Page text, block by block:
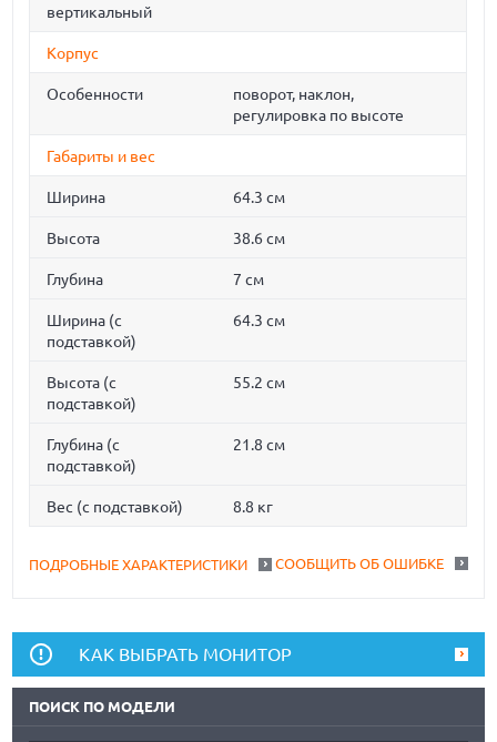
вертикальный
Корпус
Особенности
поворот, наклон,
регулировка по высоте
Габариты и вес
Ширина 64.3 см
Высота 38.6 см
Глубина 7 см
Ширина (с
подставкой)
64.3 см
Высота (с
подставкой)
55.2 см
Глубина (с
подставкой)
21.8 см
Вес (с подставкой) 8.8 кг
СООБЩИТЬ ОБ ОШИБКЕ
ПОДРОБНЫЕ ХАРАКТЕРИСТИКИ
КАК ВЫБРАТЬ МОНИТОР
ПОИСК ПО МОДЕЛИ